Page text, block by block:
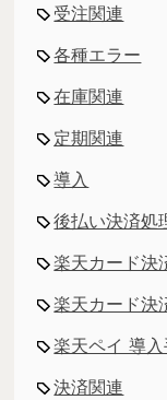
受注関連
各種エラー
在庫関連
定期関連
導入
後払い決済処
楽天カード
楽天カード決
楽天ペイ 導
決済関連